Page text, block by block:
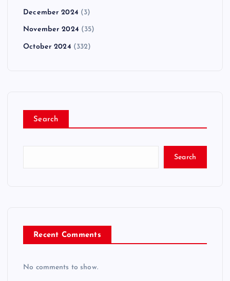
December 2024 (3)
November 2024 (35)
October 2024 (332)
Search
Search
Recent Comments
No comments to show.